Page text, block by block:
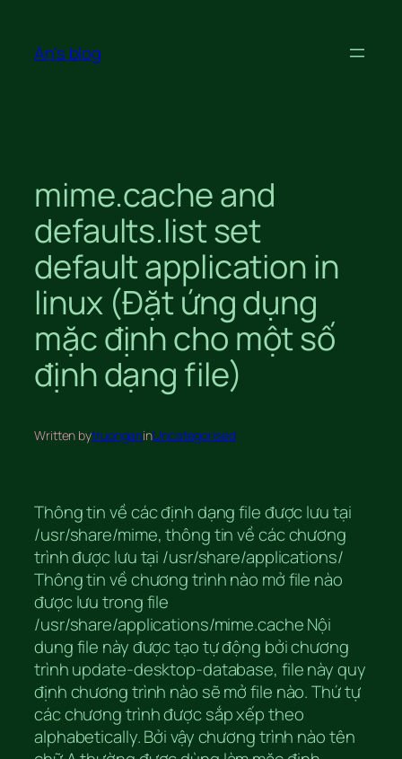
content
An's blog
mime.cache and
defaults.list set
default application in
linux (Đặt ứng dụng
mặc định cho một số
định dạng file)
Written bytruonganinUncategorised
Thông tin về các định dạng file được lưu tại
/usr/share/mime, thông tin về các chương
trình được lưu tại /usr/share/applications/
Thông tin về chương trình nào mở file nào
được lưu trong file
/usr/share/applications/mime.cache Nội
dung file này được tạo tự động bởi chương
trình update-desktop-database, file này quy
định chương trình nào sẽ mở file nào. Thứ tự
các chương trình được sắp xếp theo
alphabetically. Bởi vậy chương trình nào tên